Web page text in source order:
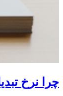
چرا نرخ